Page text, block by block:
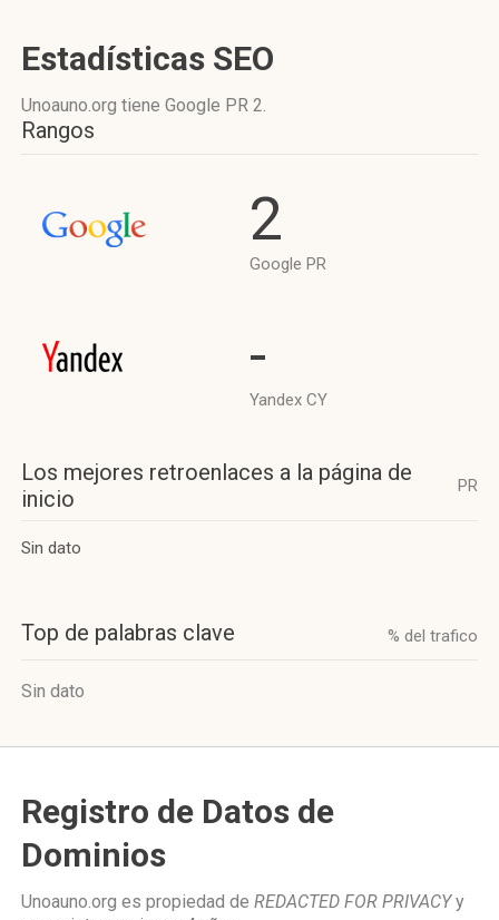
Estadísticas SEO
Unoauno.org tiene Google PR 2.
Rangos
2
Google PR
-
Yandex CY
Los mejores retroenlaces a la página de
inicio
PR
Sin dato
Top de palabras clave % del trafico
Sin dato
Registro de Datos de
Dominios
Unoauno.org es propiedad de REDACTED FOR PRIVACYy